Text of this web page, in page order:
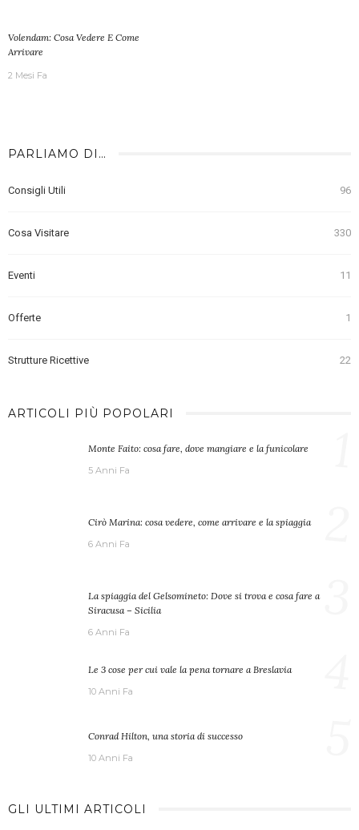
Volendam: Cosa Vedere E Come
Arrivare
2 Mesi Fa
PARLIAMO DI…
Consigli Utili 96
Cosa Visitare 330
Eventi 11
Offerte 1
Strutture Ricettive 22
ARTICOLI PIÙ POPOLARI
Monte Faito: cosa fare, dove mangiare e la funicolare
5 Anni Fa
Cirò Marina: cosa vedere, come arrivare e la spiaggia
6 Anni Fa
La spiaggia del Gelsomineto: Dove si trova e cosa fare a
Siracusa – Sicilia
6 Anni Fa
Le 3 cose per cui vale la pena tornare a Breslavia
10 Anni Fa
Conrad Hilton, una storia di successo
10 Anni Fa
GLI ULTIMI ARTICOLI